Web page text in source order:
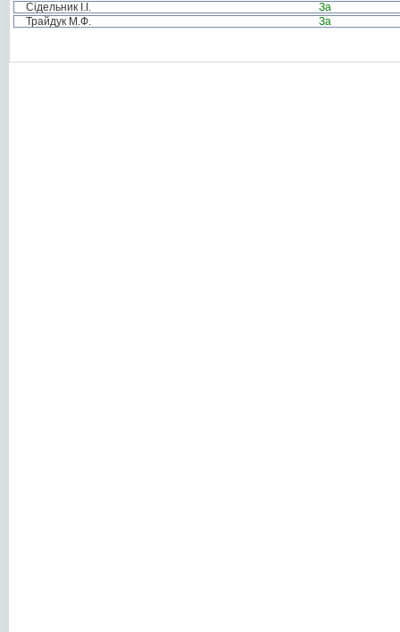
Сідельник І.І.
За
Трайдук М.Ф.
За